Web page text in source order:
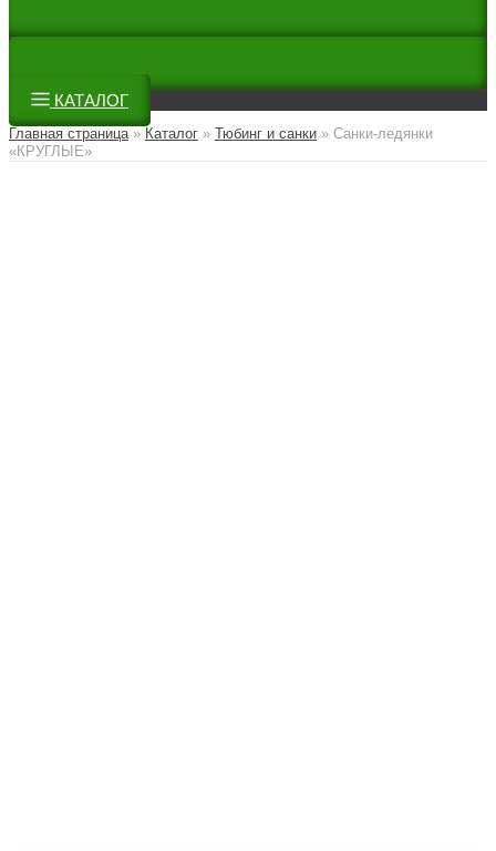
КАТАЛОГ
Главная страница» Каталог » Тюбинг и санки » Санки-ледянки
«КРУГЛЫЕ»